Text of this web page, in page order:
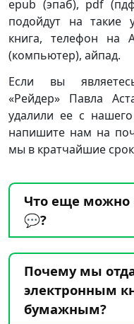
epub (эпаб), pdf
подойдут на такие
книга, телефон на
(компьютер), айпад.
Если вы
«Рейдер» Павла
удалили ее с
напишите нам на
мы в кратчайшие
Что еще можно
💬?
Почему мы
электронным
бумажным?